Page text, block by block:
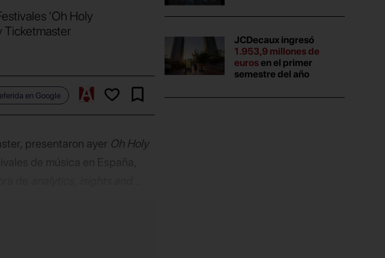
‘Oh Holy
Ticketmaster
en Google
presentaron ayer Oh Holy
de música en España,
JCDecaux ingresó
1.953,9 millones de
eurosen el primer
semestre del año